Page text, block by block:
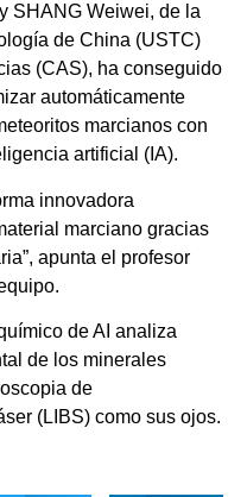
SHANG Weiwei, de la
de China (USTC)
(CAS), ha conseguido
automáticamente
marcianos con
artificial (IA).
innovadora
marciano gracias
apunta el profesor
de AI analiza
de los minerales
de
(LIBS) como sus ojos.